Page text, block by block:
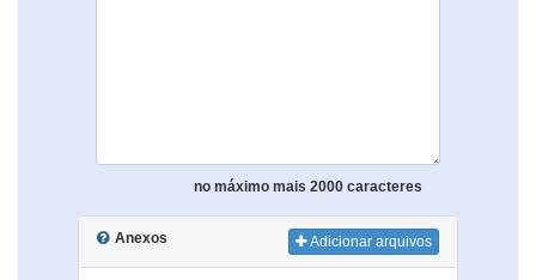
no máximo mais 2000 caracteres
Anexos Adicionar arquivos